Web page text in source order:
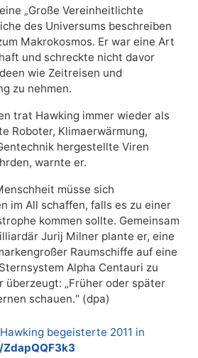
„Große Vereinheitlichte
des Universums beschreiben
Makrokosmos. Er war eine Art
und schreckte nicht davor
wie Zeitreisen und
zu nehmen.
trat Hawking immer wieder als
Roboter, Klimaerwärmung,
hergestellte Viren
warnte er.
müsse sich
im All schaffen, falls es zu einer
kommen sollte. Gemeinsam
Jurij Milner plante er, eine
Raumschiffe auf eine
Alpha Centauri zu
überzeugt: „Früher oder später
schauen.“ (dpa)
begeisterte 2011 in